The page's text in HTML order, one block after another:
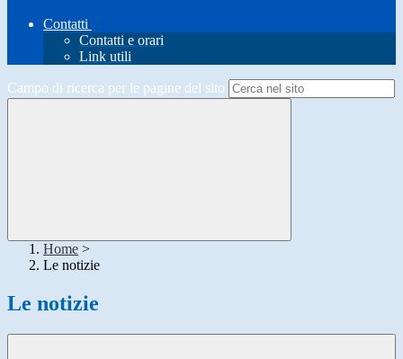
Contatti
Contatti e orari
Link utili
Campo di ricerca per le pagine del sito
Home >
Le notizie
Le notizie